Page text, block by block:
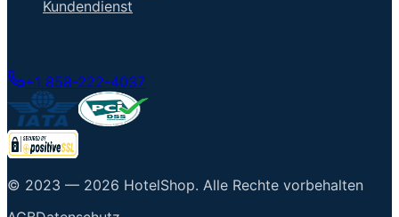
Kundendienst
+1 858-222-4037
© 2023 — 2026 HotelShop. Alle Rechte vorbehalten